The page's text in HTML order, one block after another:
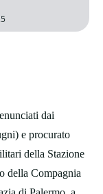
dai
e procurato
della Stazione
della Compagnia